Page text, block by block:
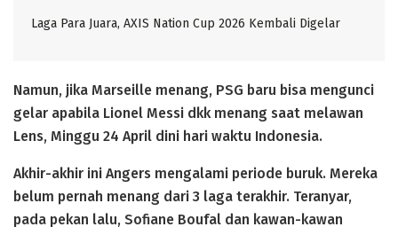
Laga Para Juara, AXIS Nation Cup 2026 Kembali Digelar
Namun, jika Marseille menang, PSG baru bisa mengunci
gelar apabila Lionel Messi dkk menang saat melawan
Lens, Minggu 24 April dini hari waktu Indonesia.
Akhir-akhir ini Angers mengalami periode buruk. Mereka
belum pernah menang dari 3 laga terakhir. Teranyar,
pada pekan lalu, Sofiane Boufal dan kawan-kawan